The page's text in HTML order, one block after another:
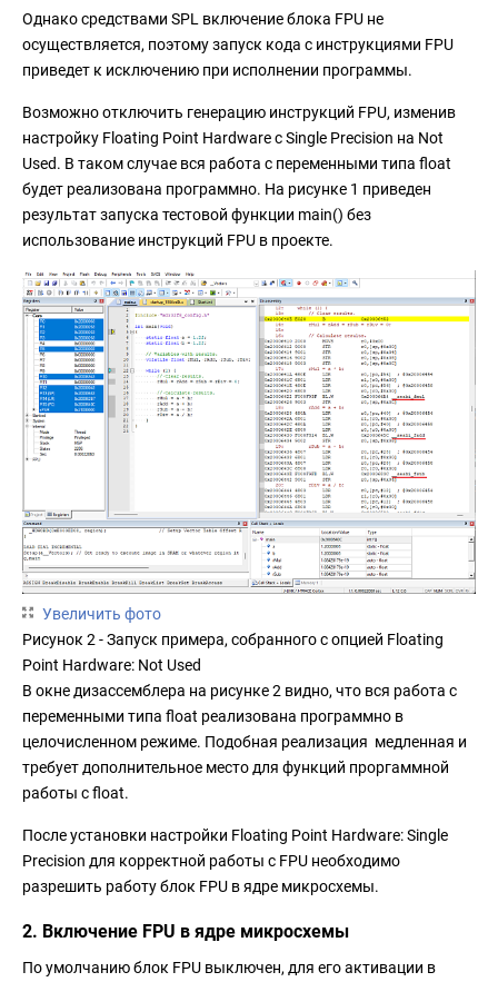
Однако средствами SPL включение блока FPU не
осуществляется, поэтому запуск кода с инструкциями FPU
приведет к исключению при исполнении программы.
Возможно отключить генерацию инструкций FPU, изменив
настройку Floating Point Hardware с Single Precision на Not
Used. В таком случае вся работа с переменными типа float
будет реализована программно. На рисунке 1 приведен
результат запуска тестовой функции main() без
использование инструкций FPU в проекте.
Увеличить фото
Рисунок 2 - Запуск примера, собранного с опцией Floating
Point Hardware: Not Used
В окне дизассемблера на рисунке 2 видно, что вся работа с
переменными типа float реализована программно в
целочисленном режиме. Подобная реализация медленная и
требует дополнительное место для функций проргаммной
работы с float.
После установки настройки Floating Point Hardware: Single
Precision для корректной работы с FPU необходимо
разрешить работу блок FPU в ядре микросхемы.
2. Включение FPU в ядре микросхемы
По умолчанию блок FPU выключен, для его активации в